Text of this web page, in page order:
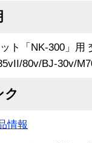
ト「NK-300」用
80v/BJ-30v/
ク
情報